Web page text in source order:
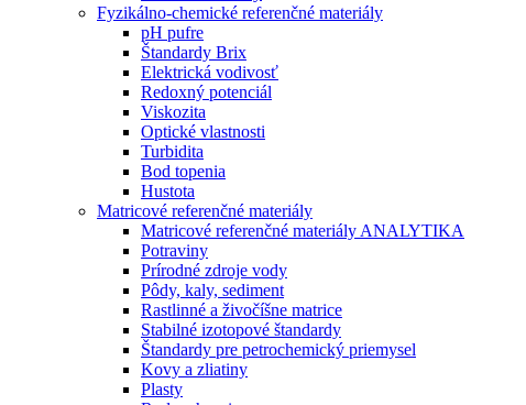
Fyzikálno-chemické referenčné materiály
pH pufre
Štandardy Brix
Elektrická vodivosť
Redoxný potenciál
Viskozita
Optické vlastnosti
Turbidita
Bod topenia
Hustota
Matricové referenčné materiály
Matricové referenčné materiály ANALYTIKA
Potraviny
Prírodné zdroje vody
Pôdy, kaly, sediment
Rastlinné a živočíšne matrice
Stabilné izotopové štandardy
Štandardy pre petrochemický priemysel
Kovy a zliatiny
Plasty